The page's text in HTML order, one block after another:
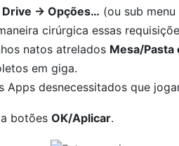
Drive → Opções… (ou sub
cirúrgica essas
natos atrelados Mesa/Pasta
em giga.
Apps desnecessitados que
botõesOK/Aplicar.